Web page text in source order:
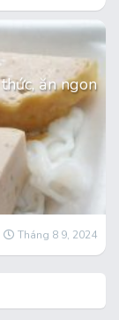
ăn ngon
Tháng 8 9, 2024